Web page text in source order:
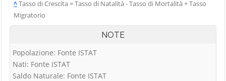
^Tasso di Crescita = Tasso di Natalità - Tasso di Mortalità + Tasso
Migratorio
NOTE
Popolazione: Fonte ISTAT
Nati: Fonte ISTAT
Saldo Naturale: Fonte ISTAT